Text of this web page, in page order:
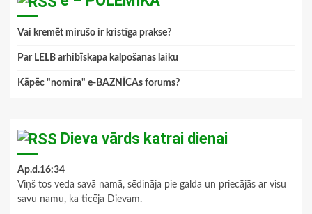
Vai kremēt mirušo ir kristīga prakse?
Par LELB arhibīskapa kalpošanas laiku
Kāpēc "nomira" e-BAZNĪCAs forums?
Dieva vārds katrai dienai
Ap.d.16:34
Viņš tos veda savā namā, sēdināja pie galda un priecājās ar visu
savu namu, ka ticēja Dievam.